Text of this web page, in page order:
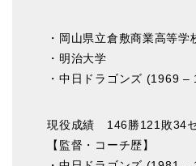
・岡山県立倉敷商業高等学
・明治大学
・中日ドラゴンズ (1969 –
現役成績 146勝121敗34
【監督・コーチ歴】